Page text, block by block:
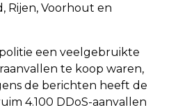
Rijen, Voorhout en
een veelgebruikte
te koop waren,
de berichten heeft de
4.100 DDoS-aanvallen